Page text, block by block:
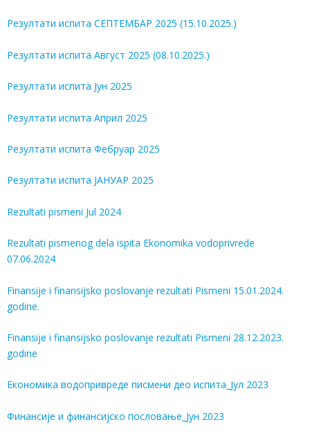
Резултати испита СЕПТЕМБАР 2025 (15.10.2025.)
Резултати испита Август 2025 (08.10.2025.)
Резултати испита Јун 2025
Резултати испита Април 2025
Резултати испита Фебруар 2025
Резултати испита ЈАНУАР 2025
Rezultati pismeni Jul 2024
Rezultati pismenog dela ispita Ekonomika vodoprivrede
07.06.2024
Finansije i finansijsko poslovanje rezultati Pismeni 15.01.2024.
godine.
Finansije i finansijsko poslovanje rezultati Pismeni 28.12.2023.
godine
Економика водопривреде писмени део испита_Јул 2023
Финансије и финансијско пословање_Јун 2023